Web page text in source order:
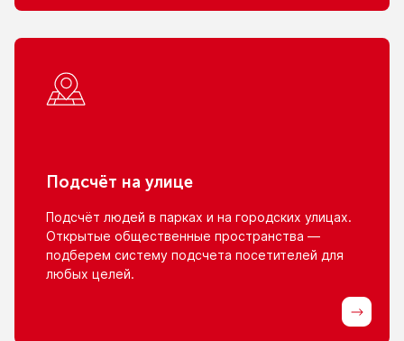
Подсчёт на улице
Подсчёт людей в парках и на городских улицах.
Открытые общественные пространства —
подберем систему подсчета посетителей для
любых целей.